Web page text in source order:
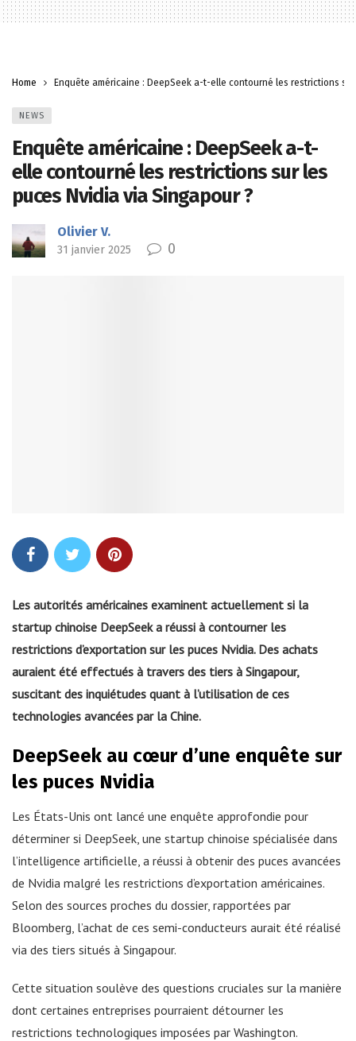
Home Enquête américaine : DeepSeek a-t-elle contourné les restrictions
NEWS
Enquête américaine : DeepSeek a-t-
elle contourné les restrictions sur les
puces Nvidia via Singapour ?
Olivier V.
31 janvier 2025 0
Les autorités américaines examinent actuellement si la
startup chinoise DeepSeek a réussi à contourner les
restrictions d’exportation sur les puces Nvidia. Des achats
auraient été effectués à travers des tiers à Singapour,
suscitant des inquiétudes quant à l’utilisation de ces
technologies avancées par la Chine.
DeepSeek au cœur d’une enquête sur
les puces Nvidia
Les États-Unis ont lancé une enquête approfondie pour
déterminer si DeepSeek, une startup chinoise spécialisée dans
l’intelligence artificielle, a réussi à obtenir des puces avancées
de Nvidia malgré les restrictions d’exportation américaines.
Selon des sources proches du dossier, rapportées par
Bloomberg, l’achat de ces semi-conducteurs aurait été réalisé
via des tiers situés à Singapour.
Cette situation soulève des questions cruciales sur la manière
dont certaines entreprises pourraient détourner les
restrictions technologiques imposées par Washington.